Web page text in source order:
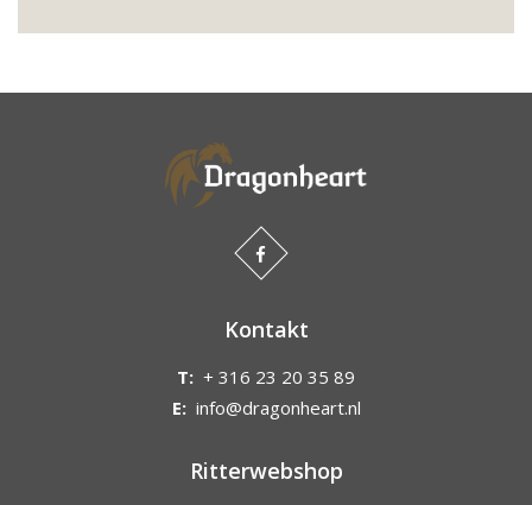
Kontakt
T: + 316 23 20 35 89
E: info@dragonheart.nl
Ritterwebshop